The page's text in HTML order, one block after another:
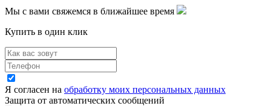
Мы с вами свяжемся в ближайшее время
Купить в один клик
Я согласен на обработку моих персональных данных
Защита от автоматических сообщений